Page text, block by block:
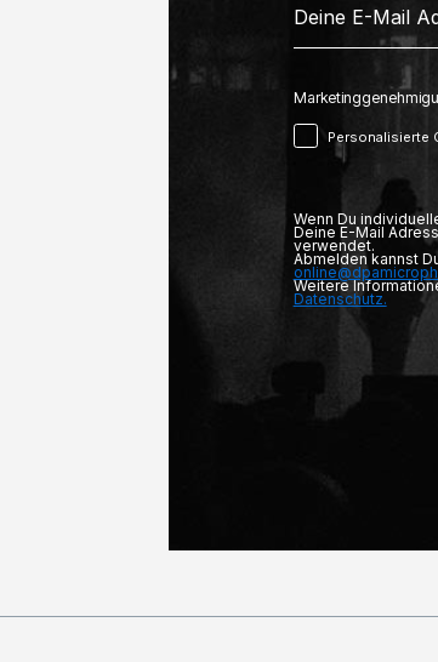
Personalisierte
Wenn Du
Deine E-Mail
verwendet.
Abmelden kannst
Weitere
Datenschutz.